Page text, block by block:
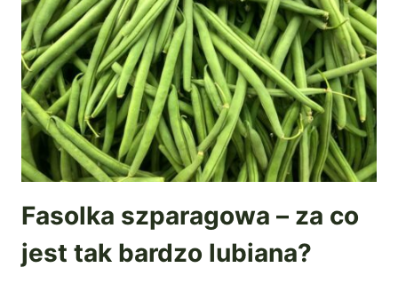
Fasolka szparagowa – za co
jest tak bardzo lubiana?